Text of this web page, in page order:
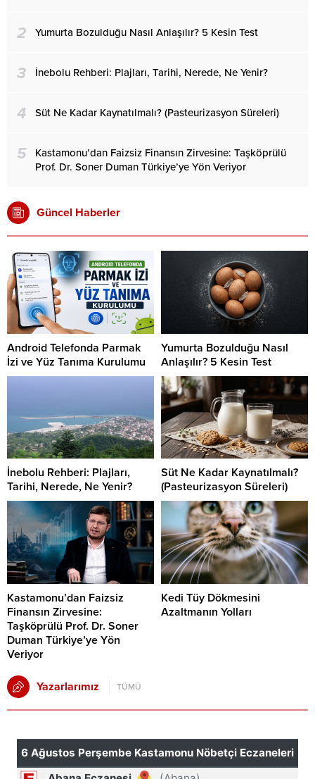
2 Yumurta Bozulduğu Nasıl Anlaşılır? 5 Kesin Test
3 İnebolu Rehberi: Plajları, Tarihi, Nerede, Ne Yenir?
4 Süt Ne Kadar Kaynatılmalı? (Pasteurizasyon Süreleri)
5
Kastamonu’dan Faizsiz Finansın Zirvesine: Taşköprülü
Prof. Dr. Soner Duman Türkiye’ye Yön Veriyor
Güncel Haberler
Android Telefonda Parmak
İzi ve Yüz Tanıma Kurulumu
Yumurta Bozulduğu Nasıl
Anlaşılır? 5 Kesin Test
İnebolu Rehberi: Plajları,
Tarihi, Nerede, Ne Yenir?
Süt Ne Kadar Kaynatılmalı?
(Pasteurizasyon Süreleri)
Kastamonu’dan Faizsiz
Finansın Zirvesine:
Taşköprülü Prof. Dr. Soner
Duman Türkiye’ye Yön
Veriyor
Kedi Tüy Dökmesini
Azaltmanın Yolları
Yazarlarımız TÜMÜ